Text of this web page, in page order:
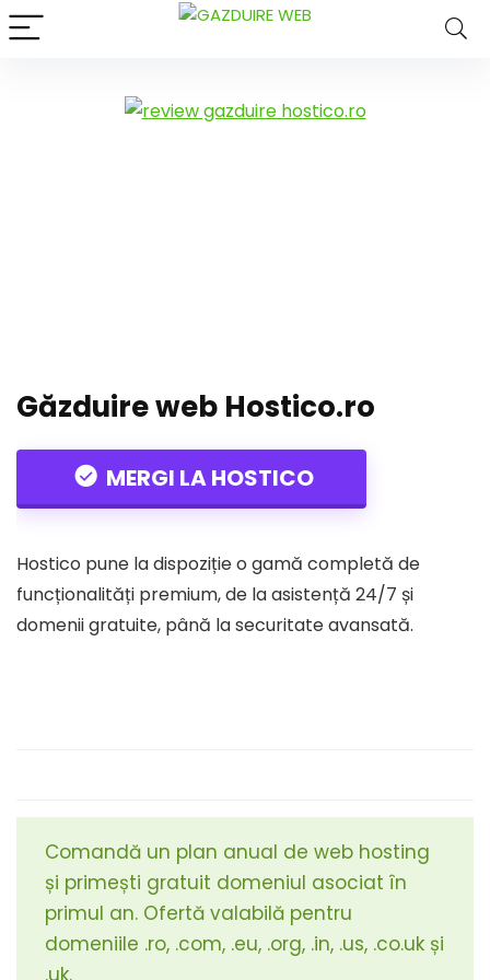
Găzduire web Hostico.ro
MERGI LA HOSTICO
Hostico pune la dispoziție o gamă completă de
funcționalități premium, de la asistență 24/7 și
domenii gratuite, până la securitate avansată.
Comandă un plan anual de web hosting
și primești gratuit domeniul asociat în
primul an. Ofertă valabilă pentru
domeniile .ro, .com, .eu, .org, .in, .us, .co.uk și
.uk.